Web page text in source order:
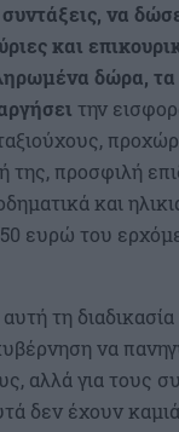
να
και
δώρα,
την
προσφιλή
και
ευρώ του
τη διαδικασία
να
αλλά για τους
δεν έχουν καμιά